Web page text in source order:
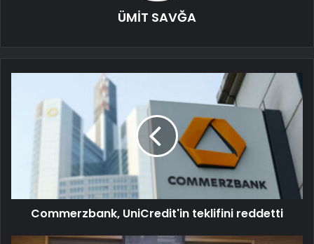
ÜMİT SAVĞA
Commerzbank, UniCredit'in teklifini reddetti